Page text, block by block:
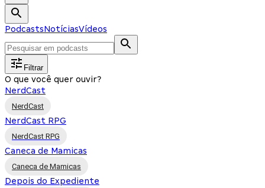
PodcastsNotíciasVídeos
Filtrar
O que você quer ouvir?
NerdCast
NerdCast
NerdCast RPG
NerdCast RPG
Caneca de Mamicas
Caneca de Mamicas
Depois do Expediente